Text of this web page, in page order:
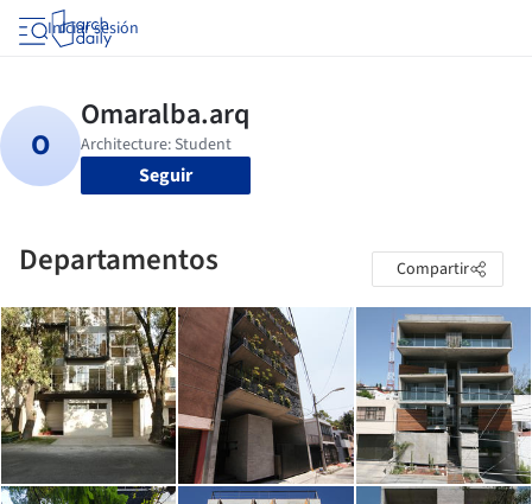
Iniciar sesión
Seguir
Departamentos Compartir